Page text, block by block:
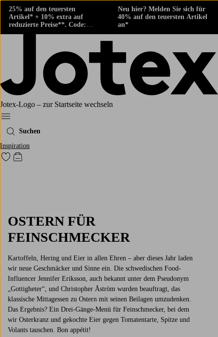
25% auf den teuersten
Artikel* + 10% extra auf
reduzierte Preise**. Code:
424882
Neu hier? Melden Sie sich für
40% auf den teuersten Artikel
an*
Jotex-Logo – zur Startseite wechseln
Ellos‘ Menü
Suchen
Inspiration
Zu den als Favoriten markierten Produkten gehen
Zum Warenkorb
OSTERN FÜR
FEINSCHMECKER
Kartoffeln, Hering und Eier in allen Ehren – aber dieses Jahr laden
wir neue Geschmäcker und Sinne ein. Die schwedischen Food-
Influencer Jennifer Eriksson, auch bekannt unter dem Pseudonym
„Gottigheter“, und Christopher Åström wurden beauftragt, das
klassische Mittagessen zu Ostern mit seinen Beilagen umzudenken.
Das Ergebnis? Ein Drei-Gänge-Menü für Feinschmecker, bei dem
wir Osterkranz und gekochte Eier gegen Tomatentarte, Spitze und
Volants tauschen. Bon appétit!